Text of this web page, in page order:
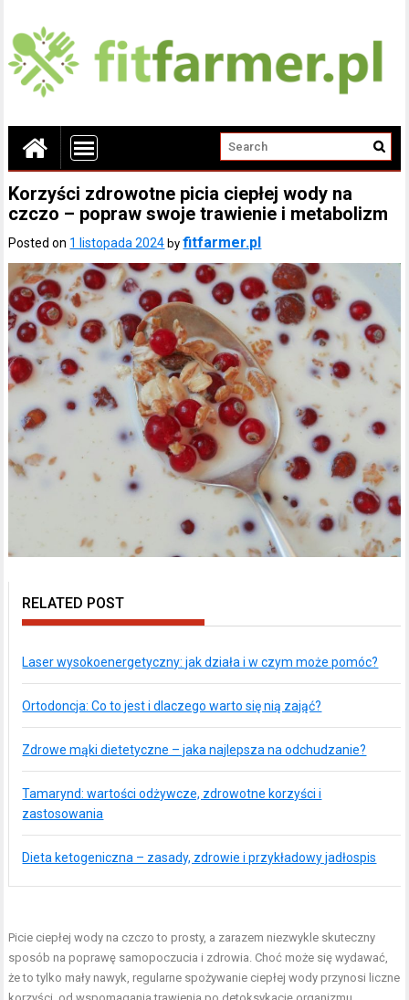
Korzyści zdrowotne picia ciepłej wody na
czczo – popraw swoje trawienie i metabolizm
Posted on 1 listopada 2024 byfitfarmer.pl
RELATED POST
Laser wysokoenergetyczny: jak działa i w czym może pomóc?
Ortodoncja: Co to jest i dlaczego warto się nią zająć?
Zdrowe mąki dietetyczne – jaka najlepsza na odchudzanie?
Tamarynd: wartości odżywcze, zdrowotne korzyści i
zastosowania
Dieta ketogeniczna – zasady, zdrowie i przykładowy jadłospis
Picie ciepłej wody na czczo to prosty, a zarazem niezwykle skuteczny
sposób na poprawę samopoczucia i zdrowia. Choć może się wydawać,
że to tylko mały nawyk, regularne spożywanie ciepłej wody przynosi liczne